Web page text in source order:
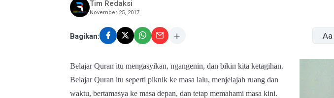
Tim Redaksi
November 25, 2017
Bagikan: Aa
Belajar Quran itu mengasyikan, ngangenin, dan bikin kita ketagihan.
Belajar Quran itu seperti piknik ke masa lalu, menjelajah ruang dan
waktu, bertamasya ke masa depan, dan tetap memahami masa kini.